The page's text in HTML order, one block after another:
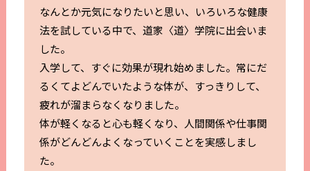
なんとか元気になりたいと思い、いろいろな健康
法を試している中で、道家〈道〉学院に出会いま
した。
入学して、すぐに効果が現れ始めました。常にだ
るくてよどんでいたような体が、すっきりして、
疲れが溜まらなくなりました。
体が軽くなると心も軽くなり、人間関係や仕事関
係がどんどんよくなっていくことを実感しまし
た。